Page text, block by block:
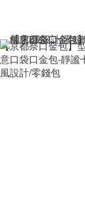
【京都奈口金包】
意口袋口金包-靜謐
風設計/零錢包